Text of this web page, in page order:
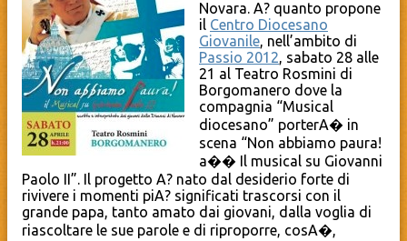
Novara. A? quanto propone
il Centro Diocesano
Giovanile, nell’ambito di
Passio 2012, sabato 28 alle
21 al Teatro Rosmini di
Borgomanero dove la
compagnia “Musical
diocesano” porterA� in
scena “Non abbiamo paura!
a�� Il musical su Giovanni
Paolo II”. Il progetto A? nato dal desiderio forte di
rivivere i momenti piA? significati trascorsi con il
grande papa, tanto amato dai giovani, dalla voglia di
riascoltare le sue parole e di riproporre, cosA�,